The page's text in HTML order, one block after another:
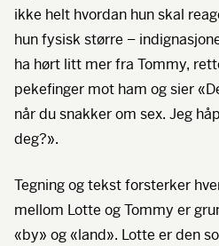
ikke helt hvordan hun skal
hun fysisk større –
ha hørt litt mer fra Tommy,
pekefinger mot ham og sier
når du snakker om sex. Jeg
deg?».
Tegning og tekst forsterker
mellom Lotte og Tommy er
«by» og «land». Lotte er den